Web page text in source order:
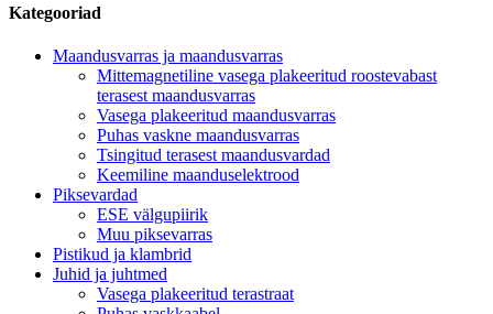
Kategooriad
Maandusvarras ja maandusvarras
Mittemagnetiline vasega plakeeritud roostevabast
terasest maandusvarras
Vasega plakeeritud maandusvarras
Puhas vaskne maandusvarras
Tsingitud terasest maandusvardad
Keemiline maanduselektrood
Piksevardad
ESE välgupiirik
Muu piksevarras
Pistikud ja klambrid
Juhid ja juhtmed
Vasega plakeeritud terastraat